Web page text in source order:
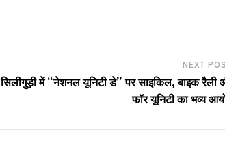
NEXT
सिलीगुड़ी में “नेशनल यूनिटी डे” पर साइकिल, बाइक रैली
फॉर यूनिटी का भव्य